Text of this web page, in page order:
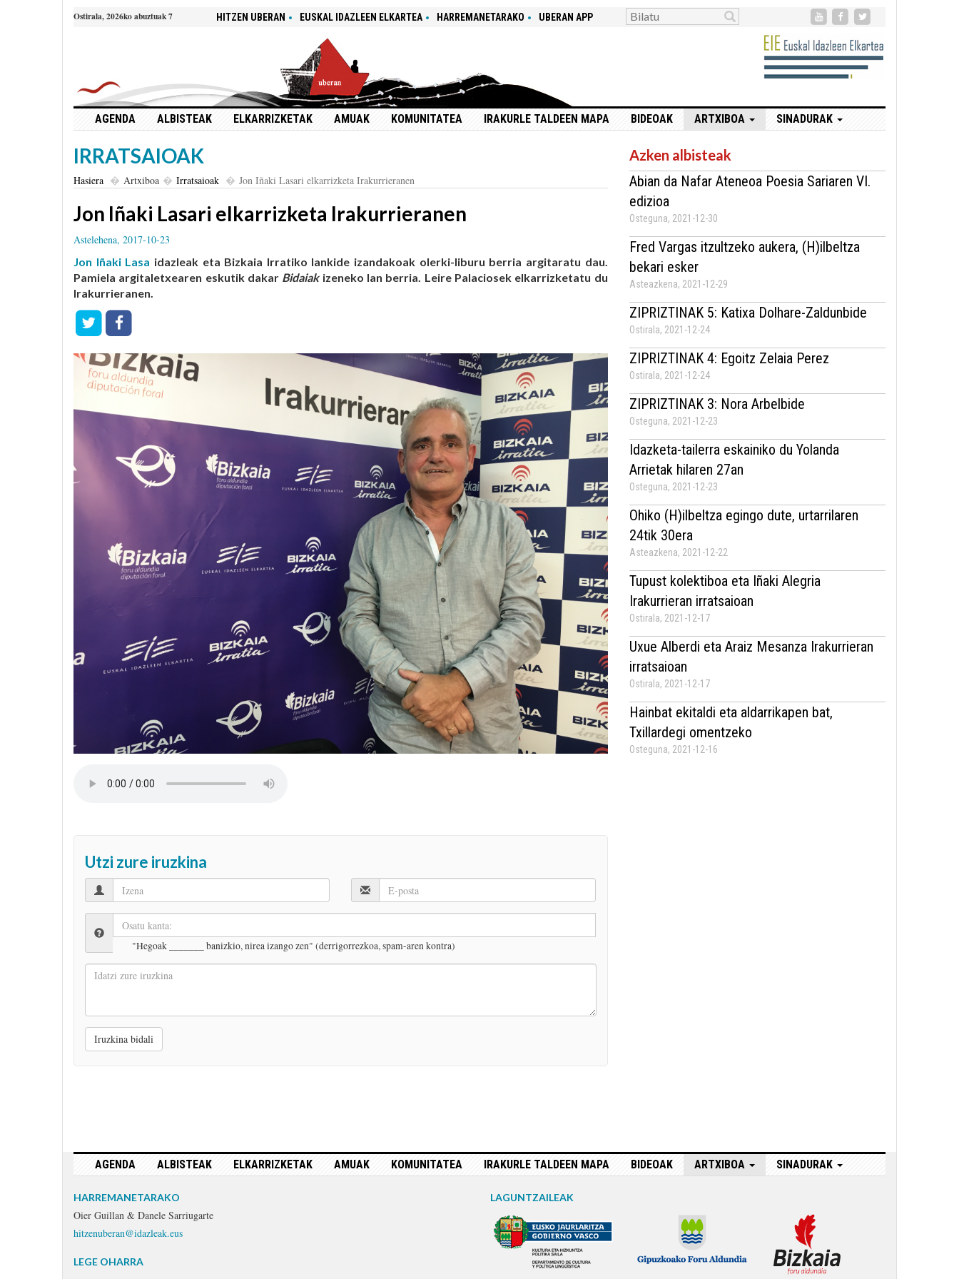
Ostirala, 2026ko abuztuak 7 HITZEN UBERAN EUSKAL IDAZLEEN ELKARTEA HARREMANETARAKO UBERAN APP
AGENDA ALBISTEAK ELKARRIZKETAK AMUAK KOMUNITATEA IRAKURLE TALDEEN MAPA BIDEOAK ARTXIBOA SINADURAK
IRRATSAIOAK
Hasiera Artxiboa Irratsaioak Jon Iñaki Lasari elkarrizketa Irakurrieranen
Jon Iñaki Lasari elkarrizketa Irakurrieranen
Astelehena, 2017-10-23
Jon Iñaki Lasa idazleak eta Bizkaia Irratiko lankide izandakoak olerki-liburu berria argitaratu dau.
Pamiela argitaletxearen eskutik dakar Bidaiakizeneko lan berria. Leire Palaciosek elkarrizketatu du
Irakurrieranen.
Utzi zure iruzkina
"Hegoak _______ banizkio, nirea izango zen" (derrigorrezkoa, spam-aren kontra)
Idatzi
Iruzkina bidali
Azken albisteak
Abian da Nafar Ateneoa Poesia Sariaren VI.
edizioa
Osteguna, 2021-12-30
Fred Vargas itzultzeko aukera, (H)ilbeltza
bekari esker
Asteazkena, 2021-12-29
ZIPRIZTINAK 5: Katixa Dolhare-Zaldunbide
Ostirala, 2021-12-24
ZIPRIZTINAK 4: Egoitz Zelaia Perez
Ostirala, 2021-12-24
ZIPRIZTINAK 3: Nora Arbelbide
Osteguna, 2021-12-23
Idazketa-tailerra eskainiko du Yolanda
Arrietak hilaren 27an
Osteguna, 2021-12-23
Ohiko (H)ilbeltza egingo dute, urtarrilaren
24tik 30era
Asteazkena, 2021-12-22
Tupust kolektiboa eta Iñaki Alegria
Irakurrieran irratsaioan
Ostirala, 2021-12-17
Uxue Alberdi eta Araiz Mesanza Irakurrieran
irratsaioan
Ostirala, 2021-12-17
Hainbat ekitaldi eta aldarrikapen bat,
Txillardegi omentzeko
Osteguna, 2021-12-16
AGENDA ALBISTEAK ELKARRIZKETAK AMUAK KOMUNITATEA IRAKURLE TALDEEN MAPA BIDEOAK ARTXIBOA SINADURAK
HARREMANETARAKO
Oier Guillan & Danele Sarriugarte
hitzenuberan@idazleak.eus
LEGE OHARRA
LAGUNTZAILEAK